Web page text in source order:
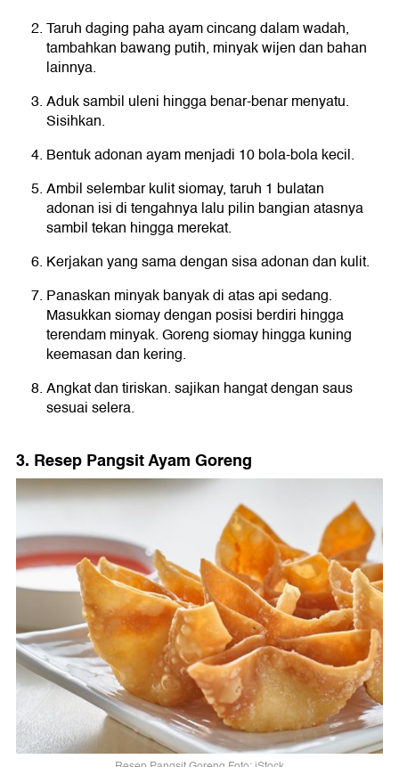
Taruh daging paha ayam cincang dalam wadah,
tambahkan bawang putih, minyak wijen dan bahan
lainnya.
Aduk sambil uleni hingga benar-benar menyatu.
Sisihkan.
Bentuk adonan ayam menjadi 10 bola-bola kecil.
Ambil selembar kulit siomay, taruh 1 bulatan
adonan isi di tengahnya lalu pilin bangian atasnya
sambil tekan hingga merekat.
Kerjakan yang sama dengan sisa adonan dan kulit.
Panaskan minyak banyak di atas api sedang.
Masukkan siomay dengan posisi berdiri hingga
terendam minyak. Goreng siomay hingga kuning
keemasan dan kering.
Angkat dan tiriskan. sajikan hangat dengan saus
sesuai selera.
3. Resep Pangsit Ayam Goreng